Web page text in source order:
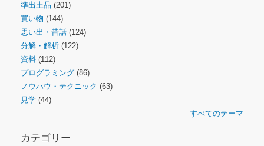
準出土品 (201)
買い物 (144)
思い出・昔話 (124)
分解・解析 (122)
資料 (112)
プログラミング (86)
ノウハウ・テクニック (63)
見学 (44)
すべてのテーマ
カテゴリー